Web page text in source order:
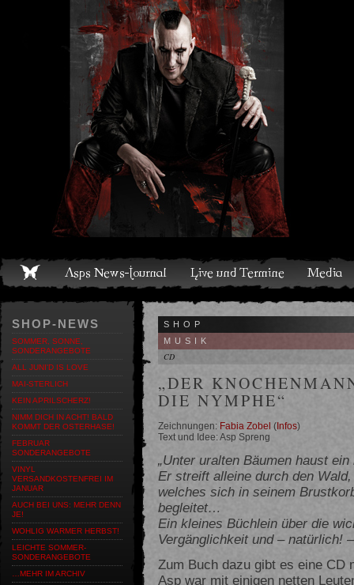
Live und Termine Media Shop Band Discografie
SHOP-NEWS
SOMMER, SONNE,
SONDERANGEBOTE
ALL JUNI'D IS LOVE
MAI-STERLICH
KEIN APRILSCHERZ!
NIMM DICH IN ACHT! BALD
KOMMT DER OSTERHASE!
FEBRUAR
SONDERANGEBOTE
VINYL
VERSANDKOSTENFREI IM
JANUAR
AUCH BEI UNS: MEHR DENN
JE!
WOHLIG WARMER HERBST!
LEICHTE SOMMER-
SONDERANGEBOTE
…MEHR IM ARCHIV
SHOP
MUSIK
CD
„DER
DIE NYMPHE“
Zeichnungen: Fabia Zobel (Infos)
Text und Idee: Asp Spreng
„Unter uralten Bäumen haust
Er streift alleine durch den
welches sich in seinem
begleitet…
Ein kleines Büchlein über die
Vergänglichkeit und – natürlich!
Zum Buch dazu gibt es eine
Asp war mit einigen netten